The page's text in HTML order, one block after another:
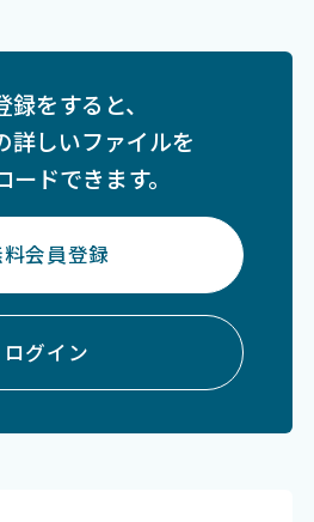
録をすると、
詳しいファイルを
ードできます。
会員登録
ログイン